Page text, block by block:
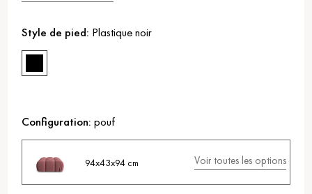
Style de pied: Plastique noir
Configuration: pouf
94x43x94 cm Voir toutes les options